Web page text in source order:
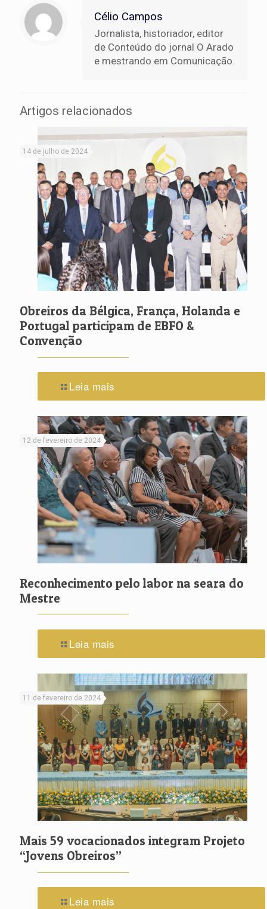
Célio Campos
Jornalista, historiador, editor
de Conteúdo do jornal O Arado
e mestrando em Comunicação.
Artigos relacionados
14 de julho de 2024
Obreiros da Bélgica, França, Holanda e
Portugal participam de EBFO &
Convenção
Leia mais
12 de fevereiro de 2024
Reconhecimento pelo labor na seara do
Mestre
Leia mais
11 de fevereiro de 2024
Mais 59 vocacionados integram Projeto
“Jovens Obreiros”
Leia mais